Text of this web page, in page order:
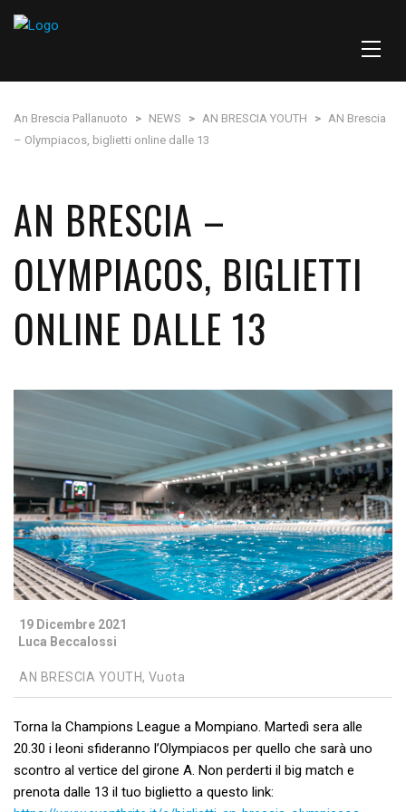
An Brescia Pallanuoto > NEWS > AN BRESCIA YOUTH > AN Brescia
– Olympiacos, biglietti online dalle 13
AN BRESCIA –
OLYMPIACOS, BIGLIETTI
ONLINE DALLE 13
19 Dicembre 2021
Luca Beccalossi
AN BRESCIA YOUTH, Vuota
Torna la Champions League a Mompiano. Martedì sera alle
20.30 i leoni sfideranno l’Olympiacos per quello che sarà uno
scontro al vertice del girone A. Non perderti il big match e
prenota dalle 13 il tuo biglietto a questo link: